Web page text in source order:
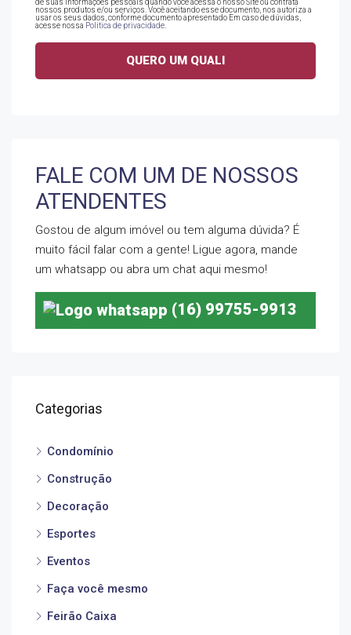
nossos produtos e/ou serviços. Você aceitando esse documento, nos autoriza a
usar os seus dados, conforme documento apresentado Em caso de dúvidas,
acesse nossa Politica de privacidade
FALE COM UM DE NOSSOS
ATENDENTES
Gostou de algum imóvel ou tem alguma dúvida? É
muito fácil falar com a gente! Ligue agora, mande
um whatsapp ou abra um chat aqui mesmo!
(16) 99755-9913
Categorias
Condomínio
Construção
Decoração
Esportes
Eventos
Faça você mesmo
Feirão Caixa